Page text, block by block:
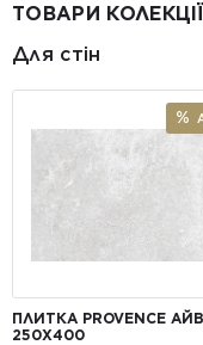
ТОВАРИ КОЛЕКЦІЇ
Для стін
ПЛИТКА PROVENCE
250X400